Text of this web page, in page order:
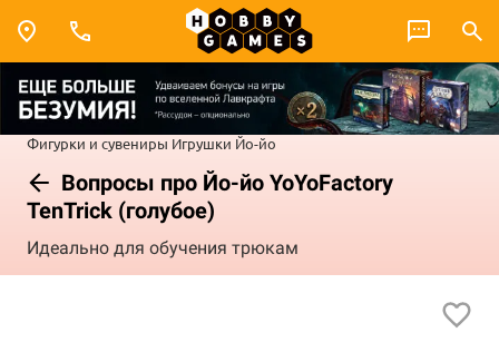
Фигурки и сувениры Игрушки Йо-йо
Вопросы про Йо-йо YoYoFactory
TenTrick (голубое)
Идеально для обучения трюкам